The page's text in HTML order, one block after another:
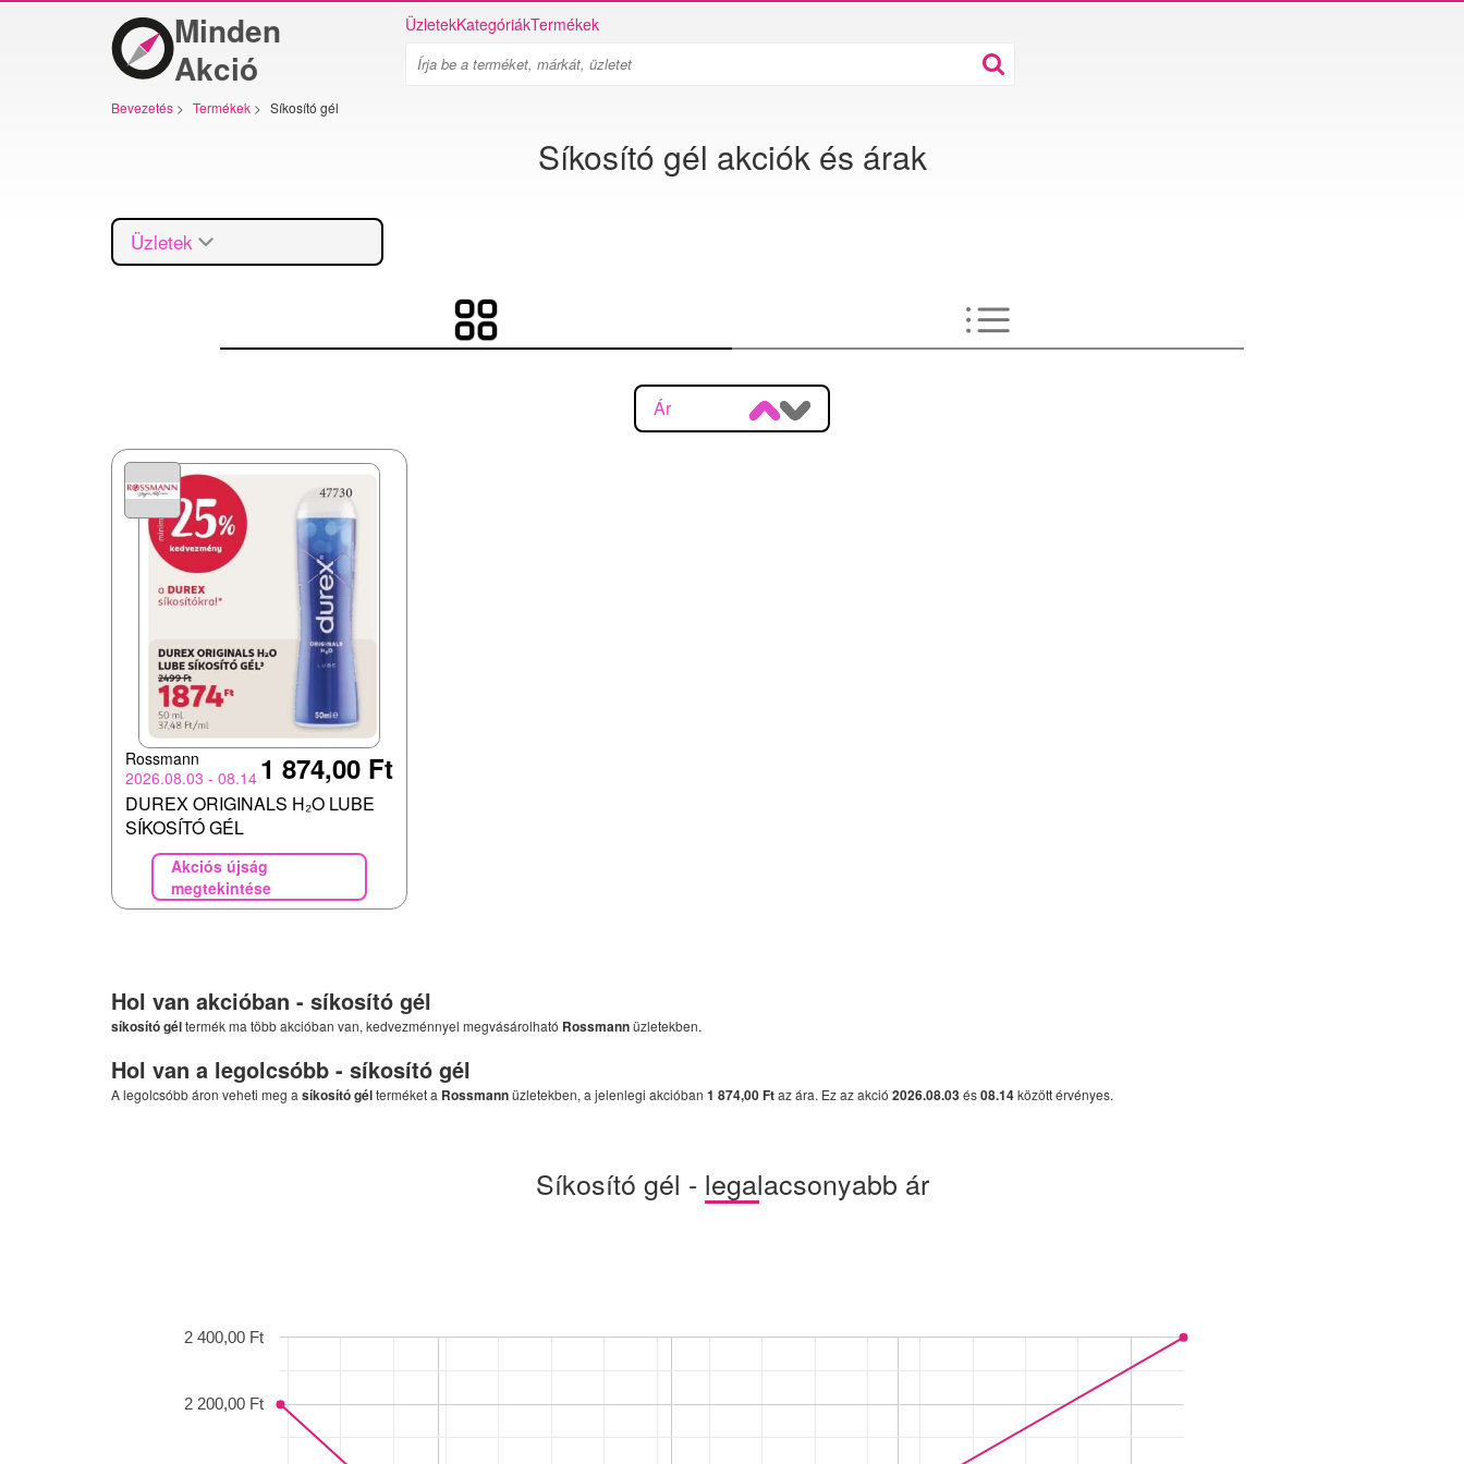
Minden
Akció
ÜzletekKategóriákTermékek
Bevezetés > Termékek > Síkosító gél
Síkosító gél akciók és árak
Üzletek
Ár
Rossmann
2026.08.03 - 08.14 1 874,00 Ft
DUREX ORIGINALS H₂O LUBE
SÍKOSÍTÓ GÉL
Akciós újság
megtekintése
Hol van akcióban - síkosító gél
síkosító géltermék ma több akcióban van, kedvezménnyel megvásárolható Rossmannüzletekben.
Hol van a legolcsóbb - síkosító gél
A legolcsóbb áron veheti meg a síkosító gélterméket a Rossmannüzletekben, a jelenlegi akcióban 1 874,00 Ftaz ára. Ez az akció 2026.08.03és08.14között érvényes.
Síkosító gél - legalacsonyabb ár
2 200,00 Ft
2 400,00 Ft